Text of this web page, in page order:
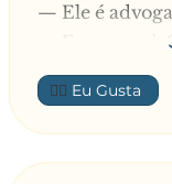
— Ele é
— E o seu pai,
— Ele... ele é
— Como
incrédula.
— Fessora, ele
👍🏼